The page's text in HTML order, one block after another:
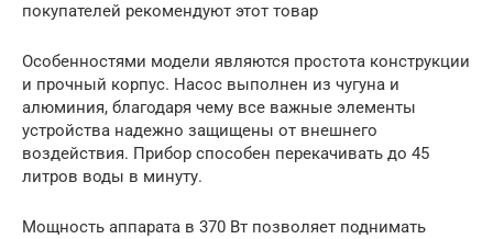
покупателей рекомендуют этот товар
Особенностями модели являются простота конструкции
и прочный корпус. Насос выполнен из чугуна и
алюминия, благодаря чему все важные элементы
устройства надежно защищены от внешнего
воздействия. Прибор способен перекачивать до 45
литров воды в минуту.
Мощность аппарата в 370 Вт позволяет поднимать